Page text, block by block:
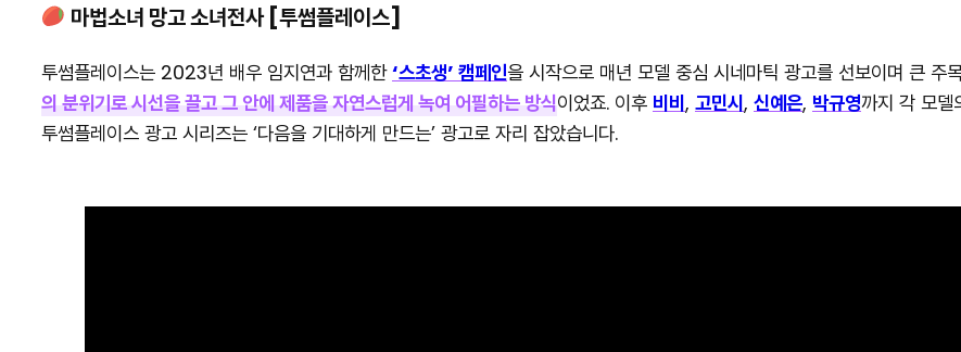
마법소녀 망고 소녀전사 [투썸플레이스]
투썸플레이스는 2023년 배우 임지연과 함께한‘스초생’ 캠페인을 시작으로 매년 모델 중심 시네마틱 광고를 선보이며 큰 주
의 분위기로 시선을 끌고 그 안에 제품을 자연스럽게 녹여 어필하는 방식이었죠. 이후 비비, 고민시, 신예은, 박규영까지 각 모델
투썸플레이스 광고 시리즈는 ‘다음을 기대하게 만드는’ 광고로 자리 잡았습니다.